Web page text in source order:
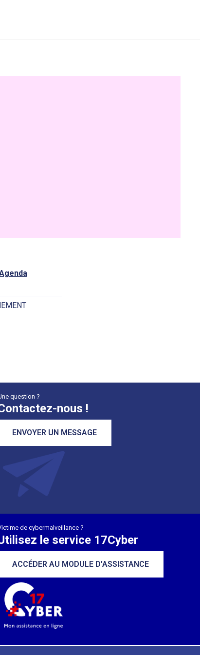
question ?
nous !
ENVOYER UN MESSAGE
de cybermalveillance ?
le service 17Cyber
ACCÉDER AU MODULE D'ASSISTANCE